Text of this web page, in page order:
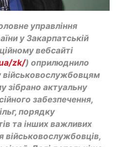
управління
у Закарпатській
вебсайті
zk/) оприлюднило
зібрано актуальну
забезпечення,
порядку
та інших важливих
військовослужбовців,